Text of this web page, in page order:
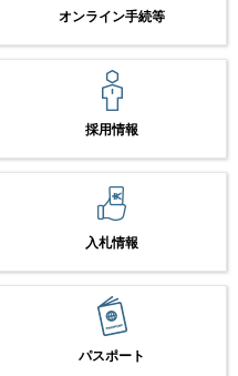
オンライン手続等
採用情報
入札情報
パスポート